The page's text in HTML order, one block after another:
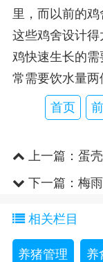
里，而以前的
这些鸡舍设计
鸡快速生长的
常需要饮水量两
首页
上一篇： 蛋
下一篇： 梅
相关栏目
养猪管理 养